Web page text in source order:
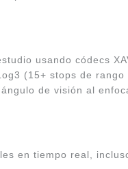
usando códecs
(15+ stops de rango
de visión al
en tiempo real,